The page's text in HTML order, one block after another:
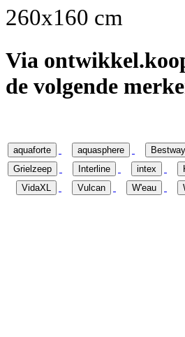
260x160 cm
Via
de volgende
aquaforte aquasphere Bestway
Grielzeep
Interline intex
VidaXL
Vulcan W'eau